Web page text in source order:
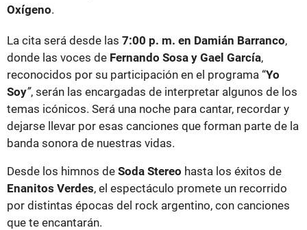
Oxígeno.
La cita será desde las 7:00 p. m. en Damián Barranco,
donde las voces de Fernando Sosa y Gael García,
reconocidos por su participación en el programa “Yo
Soy”, serán las encargadas de interpretar algunos de los
temas icónicos. Será una noche para cantar, recordar y
dejarse llevar por esas canciones que forman parte de la
banda sonora de nuestras vidas.
Desde los himnos de Soda Stereo hasta los éxitos de
Enanitos Verdes, el espectáculo promete un recorrido
por distintas épocas del rock argentino, con canciones
que te encantarán.